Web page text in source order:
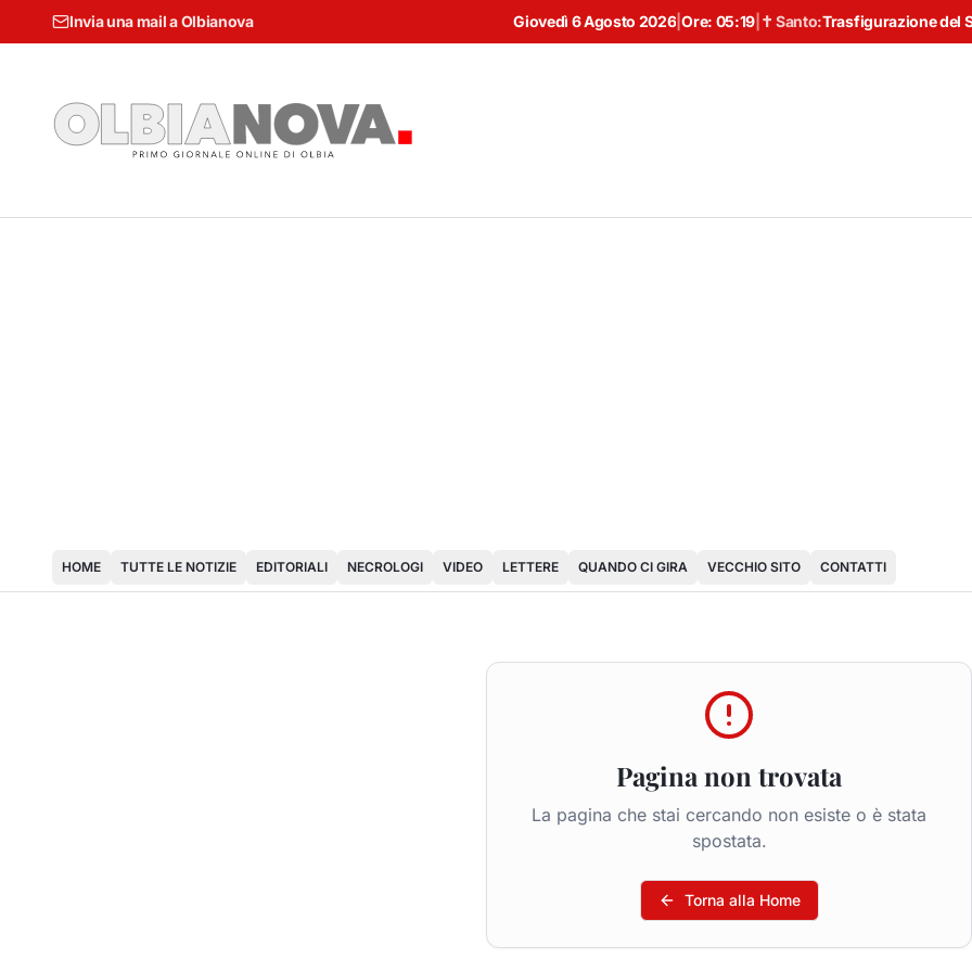
Invia una mail a Olbianova Giovedì 6 Agosto 2026 |Ore: 05:19| ✝ Santo:Trasfigurazione del
HOME TUTTE LE NOTIZIE EDITORIALI NECROLOGI VIDEO LETTERE QUANDO CI GIRA VECCHIO SITO CONTATTI
Pagina non trovata
La pagina che stai cercando non esiste o è stata
spostata.
Torna alla Home